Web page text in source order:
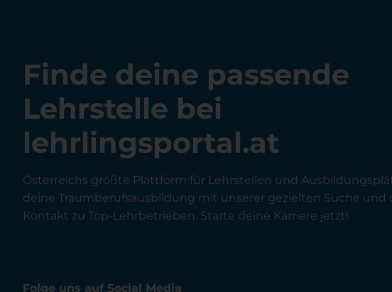
Finde deine passende
Lehrstelle bei
lehrlingsportal.at
Österreichs größte Plattform für Lehrstellen und
deine Traumberufsausbildung mit unserer gezielten Suche und
Kontakt zu Top-Lehrbetrieben. Starte deine Karriere jetzt!
Folge uns auf Social Media